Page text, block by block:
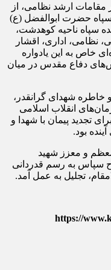
مقامات ارشد نظامی، از
سپاه حضرت ابوالفضل (ع)
سپاه ناحیه کوهدشت،
نظامی، اداری، اقشار
خاص به این یادواره
دفاع مقدس در میان
خاطره شهدای گرانقدر،
انقلاب اسلامی
تجدید پیمان با شهدا و
بود.
معظم و معزز شهید
سپاس به رسم قدردانی
تجلیل به عمل آمد.
https://